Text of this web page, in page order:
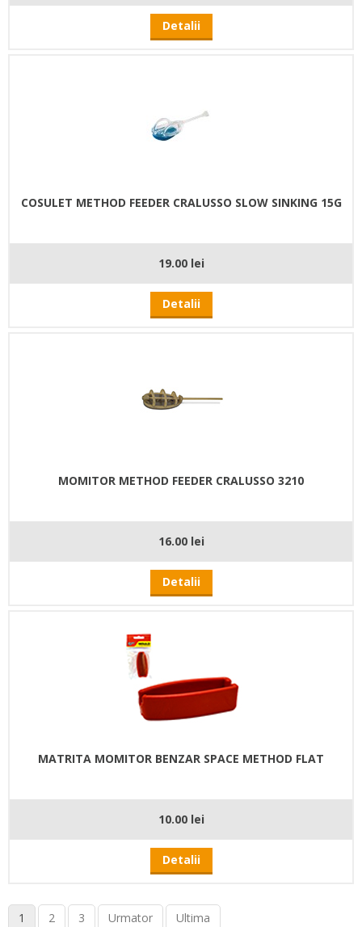
Detalii
COSULET METHOD FEEDER CRALUSSO SLOW SINKING 15G
19.00 lei
Detalii
MOMITOR METHOD FEEDER CRALUSSO 3210
16.00 lei
Detalii
MATRITA MOMITOR BENZAR SPACE METHOD FLAT
10.00 lei
Detalii
1 2 3 Urmator Ultima